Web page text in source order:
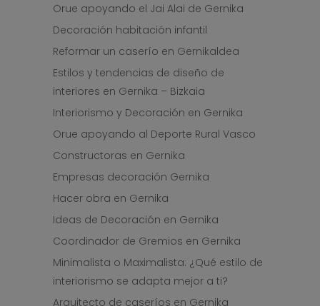
Orue apoyando el Jai Alai de Gernika
Decoración habitación infantil
Reformar un caserío en Gernikaldea
Estilos y tendencias de diseño de
interiores en Gernika – Bizkaia
Interiorismo y Decoración en Gernika
Orue apoyando al Deporte Rural Vasco
Constructoras en Gernika
Empresas decoración Gernika
Hacer obra en Gernika
Ideas de Decoración en Gernika
Coordinador de Gremios en Gernika
Minimalista o Maximalista: ¿Qué estilo de
interiorismo se adapta mejor a ti?
Arquitecto de caseríos en Gernika